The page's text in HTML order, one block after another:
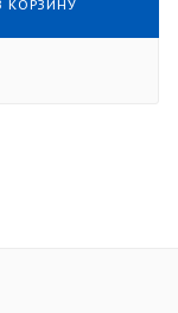
КОРЗИНУ